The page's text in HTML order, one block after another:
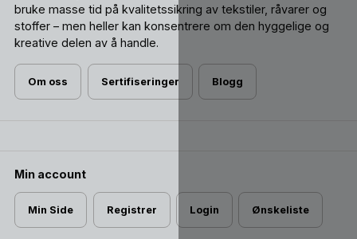
bruke masse tid på kvalitetssikring av tekstiler, råvarer og
stoffer – men heller kan konsentrere om den hyggelige og
kreative delen av å handle.
Om oss Sertifiseringer Blogg
Min account
Min Side Registrer Login Ønskeliste